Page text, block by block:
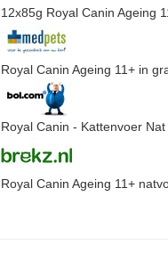
12x85g Royal Canin Ageing
Royal Canin Ageing 11+ in
Royal Canin - Kattenvoer
Royal Canin Ageing 11+